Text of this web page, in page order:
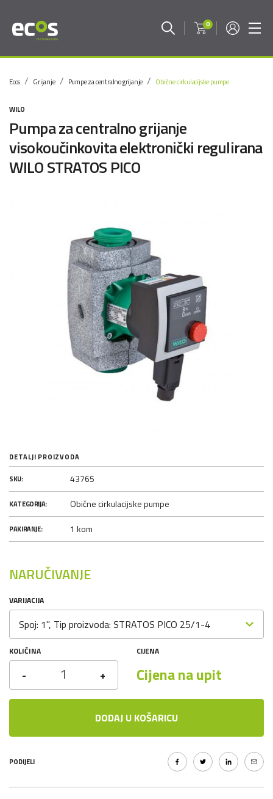
0
Ecos Grijanje Pumpe za centralno grijanje Obične cirkulacijske pumpe
WILO
Pumpa za centralno grijanje
visokoučinkovita elektronički regulirana
WILO STRATOS PICO
DETALJI PROIZVODA
SKU: 43765
KATEGORIJA: Obične cirkulacijske pumpe
PAKIRANJE: 1 kom
NARUČIVANJE
VARIJACIJA
Spoj: 1", Tip proizvoda: STRATOS PICO 25/1-4
KOLIČINA
- +
CIJENA
Cijena na upit
DODAJ U KOŠARICU
PODIJELI